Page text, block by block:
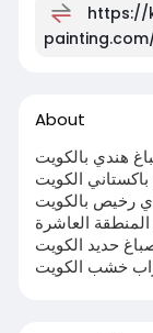
https://
painting.com/
About
هندي بالكويت
الكويت
رخيص بالكويت
العاشرة
حديد الكويت
خشب الكويت